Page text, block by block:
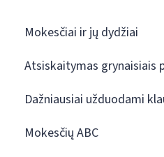
Mokesčiai ir jų dydžiai
Atsiskaitymas grynaisiais
Dažniausiai užduodami
Mokesčių ABC